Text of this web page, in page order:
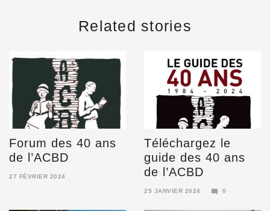
Related stories
Forum des 40 ans
de l’ACBD
27 FÉVRIER 2024
Téléchargez le
guide des 40 ans
de l’ACBD
25 JANVIER 2024
FÉVRIER
0